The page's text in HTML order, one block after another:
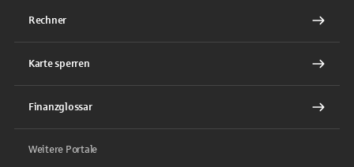
Rechner
Karte sperren
Finanzglossar
Weitere Portale